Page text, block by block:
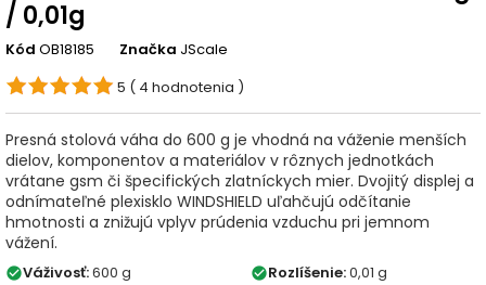
/ 0,01g
Kód OB18185 Značka JScale
5 ( 4 hodnotenia )
Presná stolová váha do 600 g je vhodná na váženie menších
dielov, komponentov a materiálov v rôznych jednotkách
vrátane gsm či špecifických zlatníckych mier. Dvojitý displej a
odnímateľné plexisklo WINDSHIELD uľahčujú odčítanie
hmotnosti a znižujú vplyv prúdenia vzduchu pri jemnom
vážení.
check_circleVáživosť:600 g check_circleRozlíšenie:0,01 g